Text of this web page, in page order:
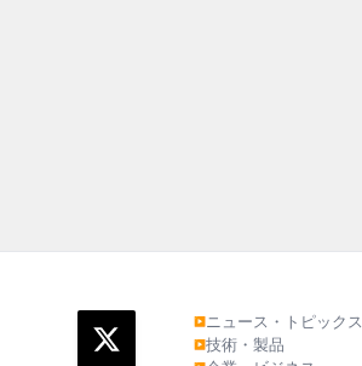
▶ニュース・トピックス
▶技術・製品